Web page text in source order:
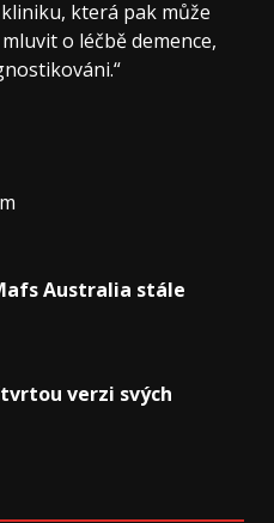
která pak může
o léčbě demence,
Australia stále
verzi svých